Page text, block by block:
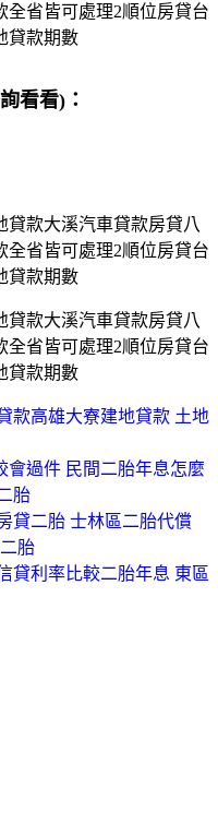
省皆可處理2順位房貸台
貸款期數
看看)：
貸款大溪汽車貸款房貸八
省皆可處理2順位房貸台
貸款期數
貸款大溪汽車貸款房貸八
省皆可處理2順位房貸台
貸款期數
款高雄大寮建地貸款 土地
會過件 民間二胎年息怎麼
胎
貸二胎 士林區二胎代償
胎
貸利率比較二胎年息 東區